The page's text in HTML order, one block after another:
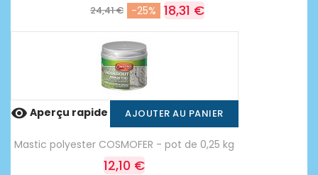
24,41 € -25% 18,31 €
 Aperçu rapide AJOUTER AU PANIER
Mastic polyester COSMOFER - pot de 0,25 kg
12,10 €